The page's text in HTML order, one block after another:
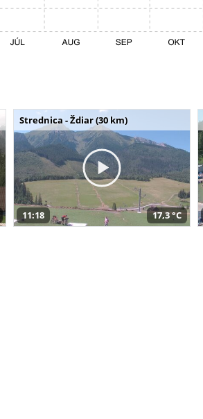
Strednica - Ždiar (30 km)
11:18 17,3 °C